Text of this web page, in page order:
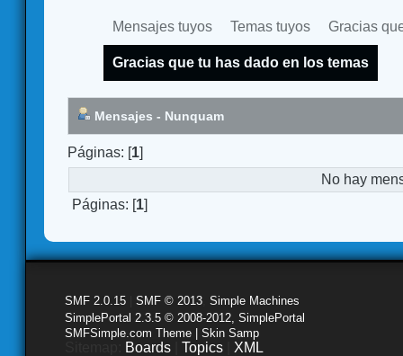
Mensajes tuyos Temas tuyos Gracias
Gracias que tu has dado en los temas
Mensajes - Nunquam
Páginas: [1]
No hay
Páginas: [1]
SMF 2.0.15 SMF © 2013 Simple Machines
SimplePortal 2.3.5 © 2008-2012, SimplePortal
SMFSimple.com Theme | Skin Samp
Boards Topics XML